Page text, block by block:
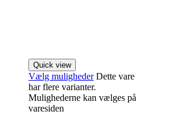
Quick view
Vælg muligheder Dette vare
har flere varianter.
Mulighederne kan vælges på
varesiden